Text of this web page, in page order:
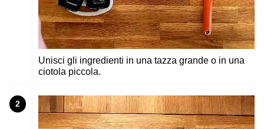
Unisci gli ingredienti in una tazza grande o in una
ciotola piccola.
2